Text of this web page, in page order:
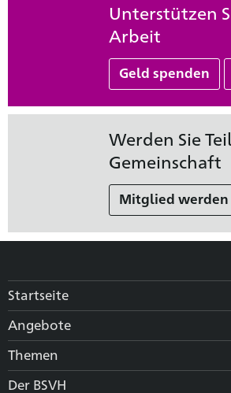
Unterstützen
Arbeit
Geld spenden
Werden Sie
Gemeinschaft
Mitglied werden
Startseite
Angebote
Themen
Der BSVH